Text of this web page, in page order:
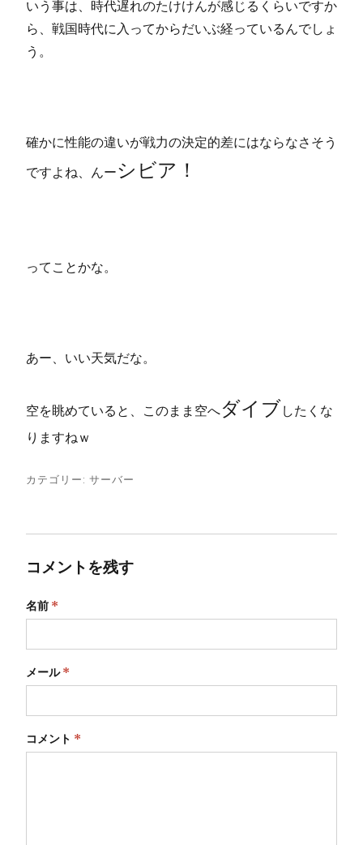
いう事は、時代遅れのたけけんが感じるくらいですか
ら、戦国時代に入ってからだいぶ経っているんでしょ
う。
確かに性能の違いが戦力の決定的差にはならなさそう
ですよね、んーシビア！
ってことかな。
あー、いい天気だな。
空を眺めていると、このまま空へダイブしたくな
りますねｗ
カテゴリー:サーバー
コメントを残す
名前 *
メール*
コメント *